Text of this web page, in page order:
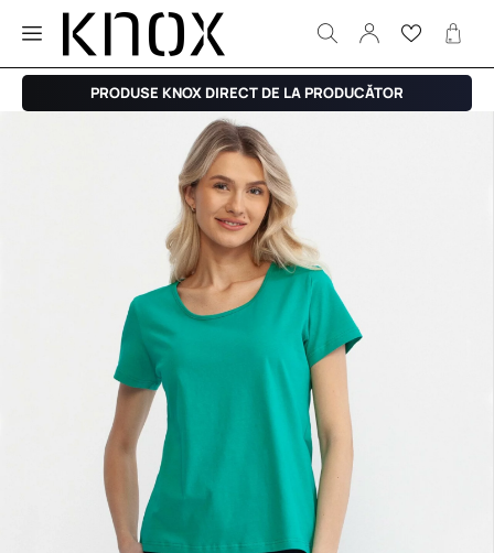
PRODUSE KNOX DIRECT DE LA PRODUCĂTOR